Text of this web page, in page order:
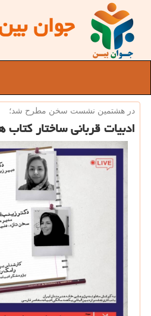
جوان
در هشتمین نشست سخن مطرح شد؛
ادبیات قربانی ساختار